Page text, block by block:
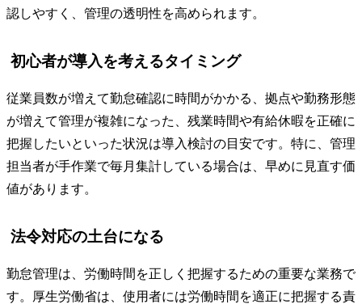
認しやすく、管理の透明性を高められます。
初心者が導入を考えるタイミング
従業員数が増えて勤怠確認に時間がかかる、拠点や勤務形態
が増えて管理が複雑になった、残業時間や有給休暇を正確に
把握したいといった状況は導入検討の目安です。特に、管理
担当者が手作業で毎月集計している場合は、早めに見直す価
値があります。
法令対応の土台になる
勤怠管理は、労働時間を正しく把握するための重要な業務で
す。厚生労働省は、使用者には労働時間を適正に把握する責